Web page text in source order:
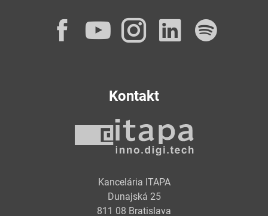
Facebook
YouTube
Instagram
Kontakt
Kancelária ITAPA
Dunajská 25
811 08 Bratislava